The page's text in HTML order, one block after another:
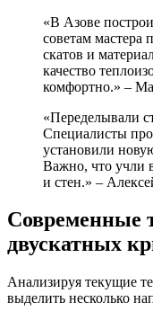
«В Азове
советам мастера
скатов и
качество
комфортно.» –
«Переделывали
Специалисты
установили
Важно, что учли
и стен.» –
Современные
двускатных
Анализируя текущие
выделить несколько